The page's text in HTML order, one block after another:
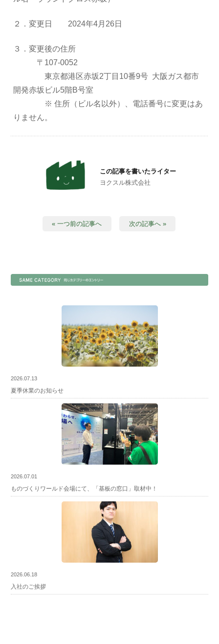
２．変更日 2024年4月26日
３．変更後の住所
〒107-0052
東京都港区赤坂2丁目10番9号 大阪ガス都市
開発赤坂ビル5階B号室
※ 住所（ビル名以外）、電話番号に変更はあ
りません。
この記事を書いたライター
ヨクスル株式会社
« 一つ前の記事へ 次の記事へ »
2026.07.13
夏季休業のお知らせ
2026.07.01
ものづくりワールド会場にて、「基板の窓口」取材中！
2026.06.18
入社のご挨拶